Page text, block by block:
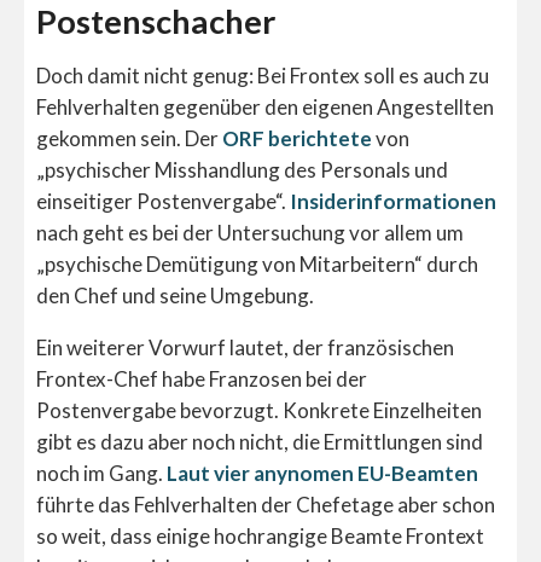
Postenschacher
Doch damit nicht genug: Bei Frontex soll es auch zu
Fehlverhalten gegenüber den eigenen Angestellten
gekommen sein. DerORF berichtetevon
„psychischer Misshandlung des Personals und
einseitiger Postenvergabe“. Insiderinformationen
nach geht es bei der Untersuchung vor allem um
„psychische Demütigung von Mitarbeitern“ durch
den Chef und seine Umgebung.
Ein weiterer Vorwurf lautet, der französischen
Frontex-Chef habe Franzosen bei der
Postenvergabe bevorzugt. Konkrete Einzelheiten
gibt es dazu aber noch nicht, die Ermittlungen sind
noch im Gang. Laut vier anynomen EU-Beamten
führte das Fehlverhalten der Chefetage aber schon
so weit, dass einige hochrangige Beamte Frontext